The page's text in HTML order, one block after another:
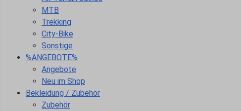
MTB
Trekking
City-Bike
Sonstige
%ANGEBOTE%
Angebote
Neu im Shop
Bekleidung / Zubehör
Zubehör